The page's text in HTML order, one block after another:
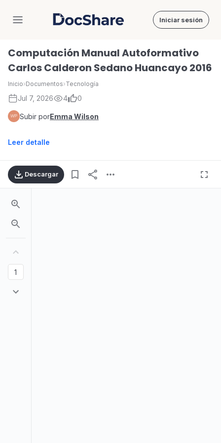
DocShare Iniciar sesión
Computación Manual Autoformativo
Carlos Calderon Sedano Huancayo 2016
Inicio›Documentos›Tecnología
Jul 7, 2026 4 0
Subir porEmma Wilson
Leer detalle
Descargar